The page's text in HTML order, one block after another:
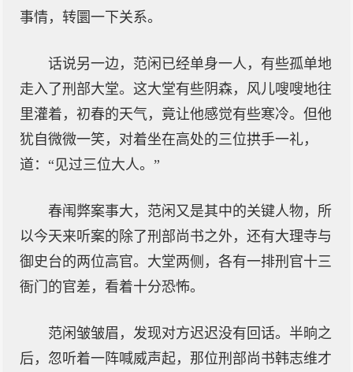
事情，转圜一下关系。
话说另一边，范闲已经单身一人，有些孤单地
走入了刑部大堂。这大堂有些阴森，风儿嗖嗖地往
里灌着，初春的天气，竟让他感觉有些寒冷。但他
犹自微微一笑，对着坐在高处的三位拱手一礼，
道：“见过三位大人。”
春闱弊案事大，范闲又是其中的关键人物，所
以今天来听案的除了刑部尚书之外，还有大理寺与
御史台的两位高官。大堂两侧，各有一排刑官十三
衙门的官差，看着十分恐怖。
范闲皱皱眉，发现对方迟迟没有回话。半晌之
后，忽听着一阵喊威声起，那位刑部尚书韩志维才